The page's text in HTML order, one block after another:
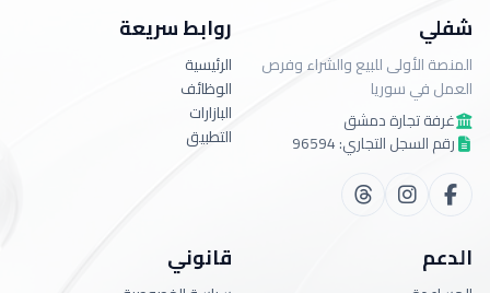
شفلي
المنصة الأولى للبيع والشراء وفرص
العمل في سوريا
غرفة تجارة دمشق
رقم السجل التجاري: 96594
روابط سريعة
الرئيسية
الوظائف
البازارات
التطبيق
الدعم قانوني